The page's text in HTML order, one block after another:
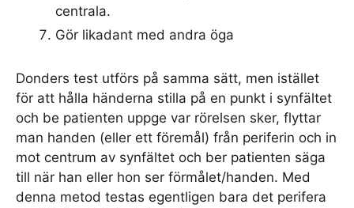
centrala.
Gör likadant med andra öga
Donders test utförs på samma sätt, men istället
för att hålla händerna stilla på en punkt i synfältet
och be patienten uppge var rörelsen sker, flyttar
man handen (eller ett föremål) från periferin och in
mot centrum av synfältet och ber patienten säga
till när han eller hon ser förmålet/handen. Med
denna metod testas egentligen bara det perifera